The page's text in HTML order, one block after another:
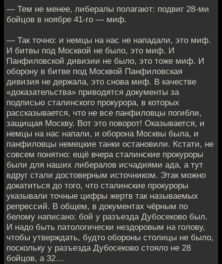
— Тем не менее, либералы полагают: подвиг 28-ми
бойцов в ноябре 41-го — миф.
— Так точно: и немцы на нас не нападали, это миф.
И битвы под Москвой не было, это миф. И
Панфиловской дивизии не было, это тоже миф. И
оборону в битве под Москвой Панфиловская
дивизия не держала, это снова миф. В качестве
«доказательства» приводятся документы за
подписью сталинского прокурора, в которых
рассказывается, что не все панфиловцы погибли,
защищая Москву. Вот это поворот! Оказывается, и
немцы на нас напали, и оборона Москвы была, и
панфиловцы немецкие танки остановили. Кстати, не
совсем понятно: ещё вчера сталинские прокуроры
были для наших либералов исчадиями ада, а тут
вдруг стали достоверным источником. Этак можно
докатиться до того, что сталинские прокуроры
указывали точные цифры жертв так называемых
репрессий. В общем, в документах чёрным по
белому написано: бой у разъезда Дубосеково был.
И надо быть патологически нездоровым на голову,
чтобы утверждать, будто обороны столицы не было,
поскольку у разъезда Дубосеково стояло не 28
бойцов, а 32…